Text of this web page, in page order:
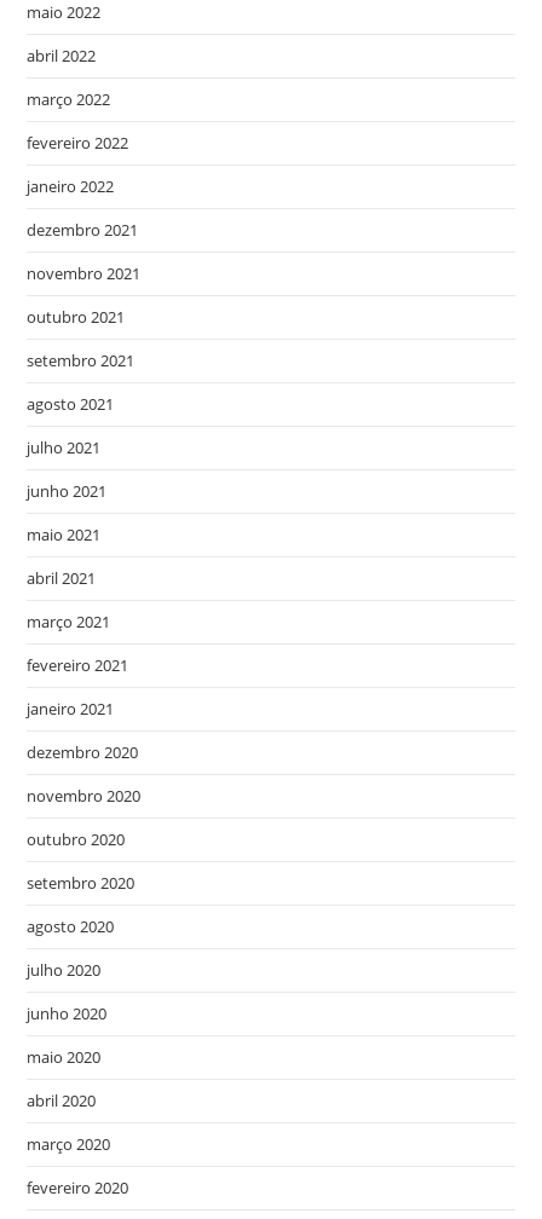
maio 2022
abril 2022
março 2022
fevereiro 2022
janeiro 2022
dezembro 2021
novembro 2021
outubro 2021
setembro 2021
agosto 2021
julho 2021
junho 2021
maio 2021
abril 2021
março 2021
fevereiro 2021
janeiro 2021
dezembro 2020
novembro 2020
outubro 2020
setembro 2020
agosto 2020
julho 2020
junho 2020
maio 2020
abril 2020
março 2020
fevereiro 2020